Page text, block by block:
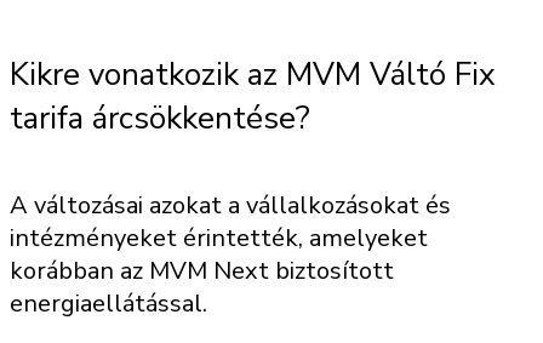
Kikre vonatkozik az MVM Váltó Fix
tarifa árcsökkentése?
A változásai azokat a vállalkozásokat és
intézményeket érintették, amelyeket
korábban az MVM Next biztosított
energiaellátással.